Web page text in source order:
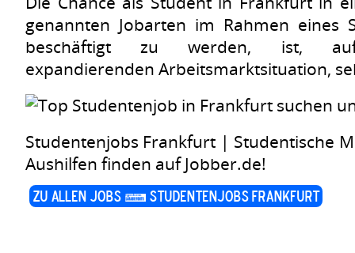
genannten Jobarten im Rahmen eines
beschäftigt zu werden, ist,
expandierenden Arbeitsmarktsituation,
Studentenjobs Frankfurt | Studentische
Aushilfen finden auf Jobber.de!
zu allen Jobs | Studentenjobs Frankfurt